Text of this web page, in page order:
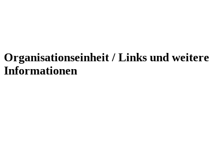
Organisationseinheit / Links und weitere
Informationen